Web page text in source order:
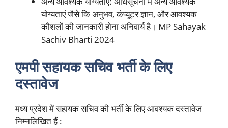
योग्यताएं जैसे कि अनुभव, कंप्यूटर ज्ञान, और आवश्यक
कौशलों की जानकारी होना अनिवार्य है। MP Sahayak
Sachiv Bharti 2024
एमपी सहायक सचिव भर्ती के लिए
दस्तावेज
मध्य प्रदेश में सहायक सचिव की भर्ती के लिए आवश्यक दस्तावेज
निम्नलिखित हैं :